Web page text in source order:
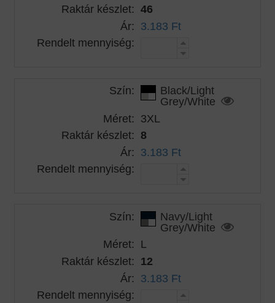
Raktár készlet: 46
Ár: 3.183 Ft
Rendelt mennyiség:
Szín: Black/Light
Grey/White
Méret: 3XL
Raktár készlet: 8
Ár: 3.183 Ft
Rendelt mennyiség:
Szín: Navy/Light
Grey/White
Méret: L
Raktár készlet: 12
Ár: 3.183 Ft
Rendelt mennyiség: